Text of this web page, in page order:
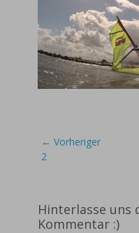
← Vorheriger
Vorheriger
2
Hinterlasse uns
Kommentar :)